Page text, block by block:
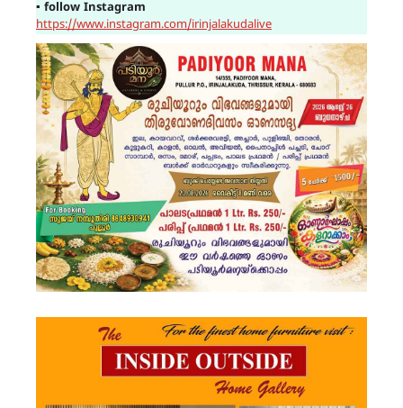
▪ follow Instagram
https://www.instagram.com/irinjalakudalive